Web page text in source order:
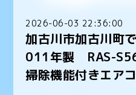
2026-06-03 22:36:00
加古川市加古川町
011年製 RAS-
掃除機能付きエア